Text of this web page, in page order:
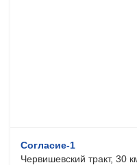
Согласие-1
Червишевский тракт, 30